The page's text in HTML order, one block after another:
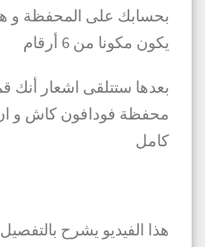
بحسابك على المحفظة و
يكون مكونا من 6 أرقام
بعدها ستتلقى اشعار
محفظة فودافون كاش و
كامل
هذا الفيديو يشرح